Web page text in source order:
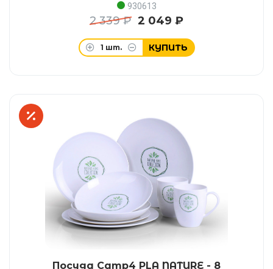
930613
2 339 ₽ 2 049 ₽
1 шт. КУПИТЬ
Посуда Camp4 PLA NATURE - 8